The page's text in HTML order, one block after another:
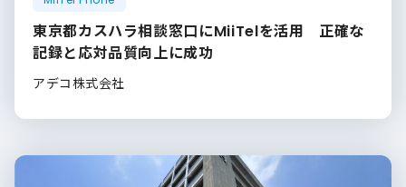
東京都カスハラ相談窓口にMiiTelを活用 正確な
記録と応対品質向上に成功
アデコ株式会社